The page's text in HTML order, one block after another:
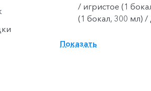
/ игристое (1
(1 бокал, 300 мл)
шведский стол
Показать